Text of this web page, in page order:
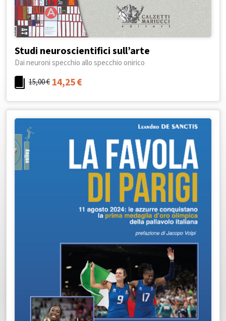
Studi neuroscientifici sull’arte
Dai neuroni specchio allo specchio onirico
15,00€ 14,25€